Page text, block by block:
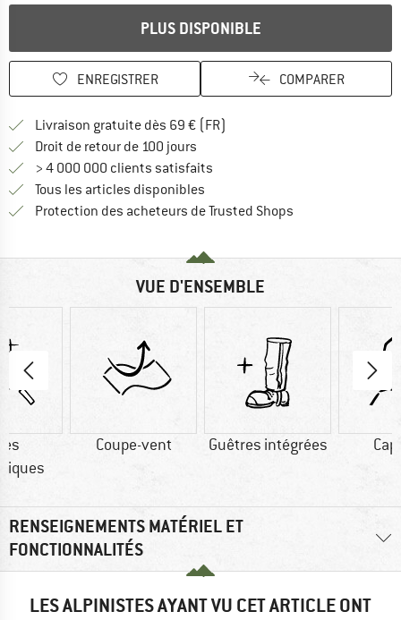
PLUS DISPONIBLE
ENREGISTRER COMPARER
Livraison gratuite dès 69 € (FR)
Droit de retour de 100 jours
> 4 000 000 clients satisfaits
Tous les articles disponibles
Protection des acheteurs de Trusted Shops
VUE D'ENSEMBLE
Coupe-vent Guêtres intégrées
RENSEIGNEMENTS MATÉRIEL ET
FONCTIONNALITÉS
LES ALPINISTES AYANT VU CET ARTICLE ONT